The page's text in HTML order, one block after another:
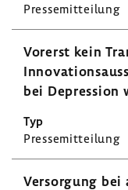
Pres­se­mit­tei­lung
Vorerst kein
bei Depres­sion
Pres­se­mit­tei­lung
Versor­gung bei